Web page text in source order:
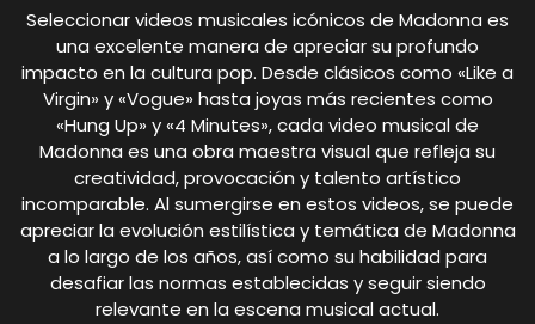
Seleccionar videos musicales icónicos de Madonna es
una excelente manera de apreciar su profundo
impacto en la cultura pop. Desde clásicos como «Like a
Virgin» y «Vogue» hasta joyas más recientes como
«Hung Up» y «4 Minutes», cada video musical de
Madonna es una obra maestra visual que refleja su
creatividad, provocación y talento artístico
incomparable. Al sumergirse en estos videos, se puede
apreciar la evolución estilística y temática de Madonna
a lo largo de los años, así como su habilidad para
desafiar las normas establecidas y seguir siendo
relevante en la escena musical actual.